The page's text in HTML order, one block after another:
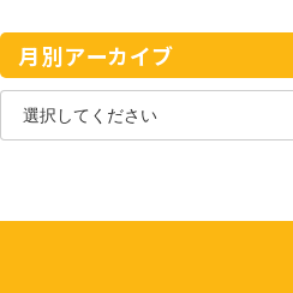
月別アーカイブ